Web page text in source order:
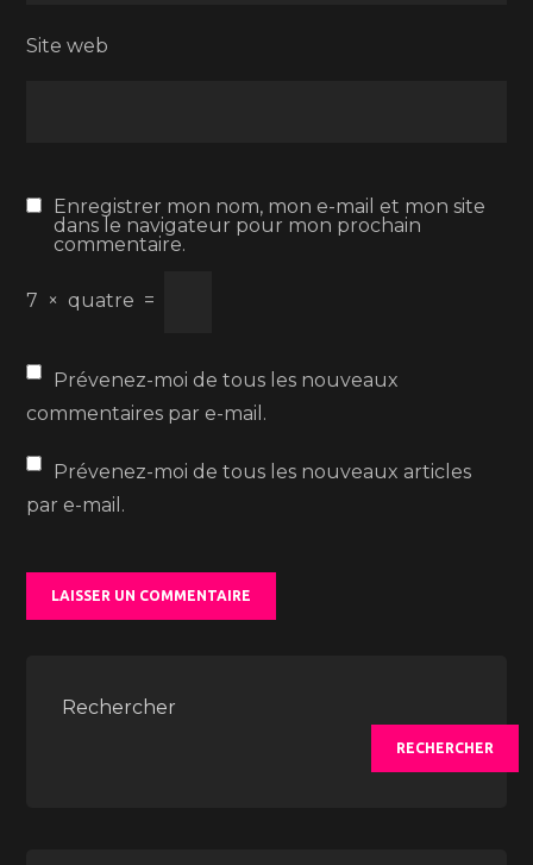
Site web
Enregistrer mon nom, mon e-mail et mon site
dans le navigateur pour mon prochain
commentaire.
7 × quatre =
Prévenez-moi de tous les nouveaux
commentaires par e-mail.
Prévenez-moi de tous les nouveaux articles
par e-mail.
Rechercher
RECHERCHER